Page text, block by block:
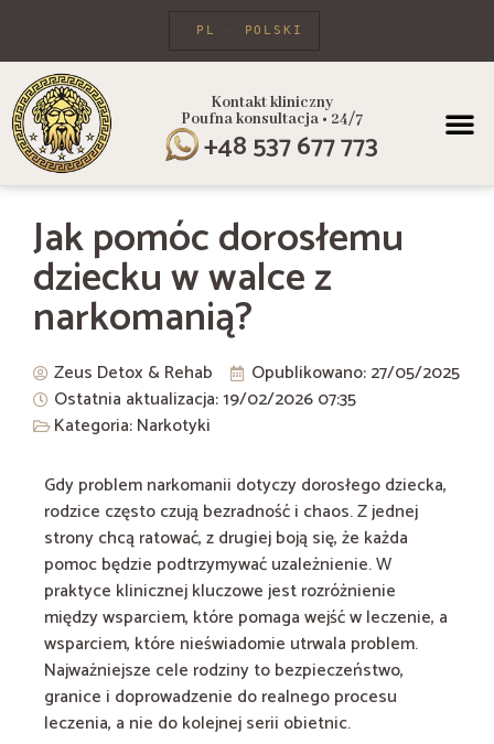
POLSKI
PL
Kontakt kliniczny
Poufna konsultacja • 24/7
+48 537 677 773
Jak pomóc dorosłemu
dziecku w walce z
narkomanią?
Zeus Detox & Rehab Opublikowano:27/05/2025
Ostatnia aktualizacja: 19/02/202607:35
Kategoria:Narkotyki
Gdy problem narkomanii dotyczy dorosłego dziecka,
rodzice często czują bezradność i chaos. Z jednej
strony chcą ratować, z drugiej boją się, że każda
pomoc będzie podtrzymywać uzależnienie. W
praktyce klinicznej kluczowe jest rozróżnienie
między wsparciem, które pomaga wejść w leczenie, a
wsparciem, które nieświadomie utrwala problem.
Najważniejsze cele rodziny to bezpieczeństwo,
granice i doprowadzenie do realnego procesu
leczenia, a nie do kolejnej serii obietnic.